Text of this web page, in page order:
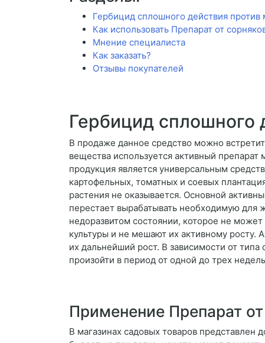
Гербицид сплошного действия против
Как использовать Препарат от
Мнение специалиста
Как заказать?
Отзывы покупателей
Гербицид сплошного
В продаже данное средство можно
вещества используется активный
продукция является универсальным
картофельных, томатных и соевых
растения не оказывается. Основной
перестает вырабатывать необходимую для
недоразвитом состоянии, которое не
культуры и не мешают их активному росту.
их дальнейший рост. В зависимости от
произойти в период от одной до трех
Применение Препарат
В магазинах садовых товаров